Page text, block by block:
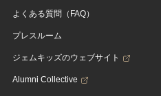
よくある質問（FAQ）
プレスルーム
ジェムキッズのウェブサイト
Alumni Collective